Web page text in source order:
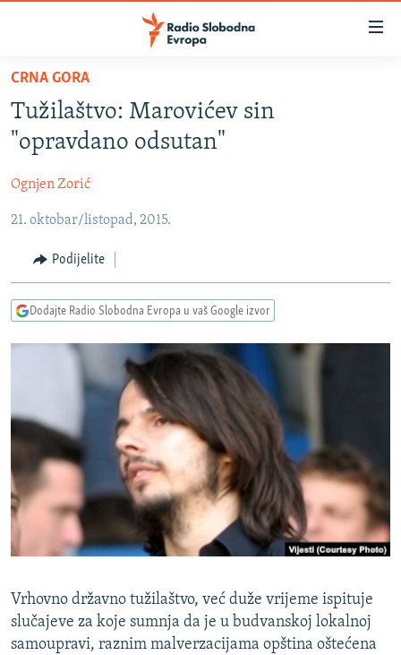
Pređite
glavni
sadržaj
Pređite
na
navigaciju
Pređite
pretragu
VIJESTI
BOSNA I HERCEGOVINA
SRBIJA
KOSOVO
CRNA GORA
VIZUELNO
FOTOGALERIJE
INFOGRAFIKE
PODCASTI
RAT U UKRAJINI
KINA NA BALKANU
RSE PRIČE IZ SVIJETA
ISPRIČAJ MI
DNEVNO@RSE
SPECIJALI RSE
VIŠE OD NASLOVA
GENOCID U SREBRENICI
TV LIBERTY
POST SCRIPTUM
PRATITE NAS
Sve RFE/RL stranice
CRNA GORA
Tužilaštvo: Marovićev sin
"opravdano odsutan"
Ognjen Zorić
21. oktobar/listopad, 2015.
Podijelite
Dodajte Radio Slobodna Evropa u vaš Google izvor
Vrhovno državno tužilaštvo, već duže vrijeme ispituje
slučajeve za koje sumnja da je u budvanskoj lokalnoj
samoupravi, raznim malverzacijama opština oštećena